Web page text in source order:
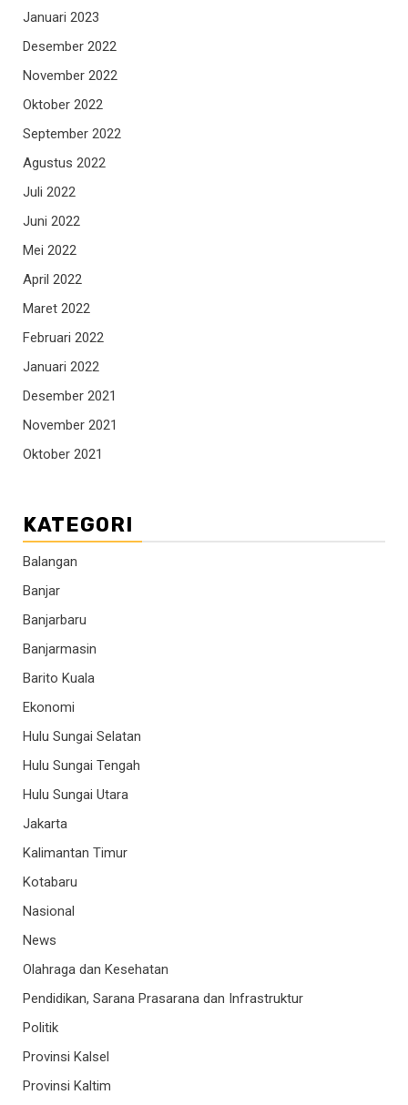
Januari 2023
Desember 2022
November 2022
Oktober 2022
September 2022
Agustus 2022
Juli 2022
Juni 2022
Mei 2022
April 2022
Maret 2022
Februari 2022
Januari 2022
Desember 2021
November 2021
Oktober 2021
KATEGORI
Balangan
Banjar
Banjarbaru
Banjarmasin
Barito Kuala
Ekonomi
Hulu Sungai Selatan
Hulu Sungai Tengah
Hulu Sungai Utara
Jakarta
Kalimantan Timur
Kotabaru
Nasional
News
Olahraga dan Kesehatan
Pendidikan, Sarana Prasarana dan Infrastruktur
Politik
Provinsi Kalsel
Provinsi Kaltim